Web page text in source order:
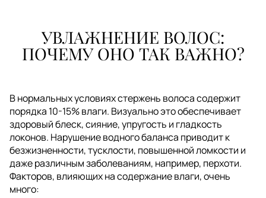
УВЛАЖНЕНИЕ ВОЛОС:
ПОЧЕМУ ОНО ТАК ВАЖНО?
В нормальных условиях стержень волоса содержит
порядка 10-15% влаги. Визуально это обеспечивает
здоровый блеск, сияние, упругость и гладкость
локонов. Нарушение водного баланса приводит к
безжизненности, тусклости, повышенной ломкости и
даже различным заболеваниям, например, перхоти.
Факторов, влияющих на содержание влаги, очень
много: